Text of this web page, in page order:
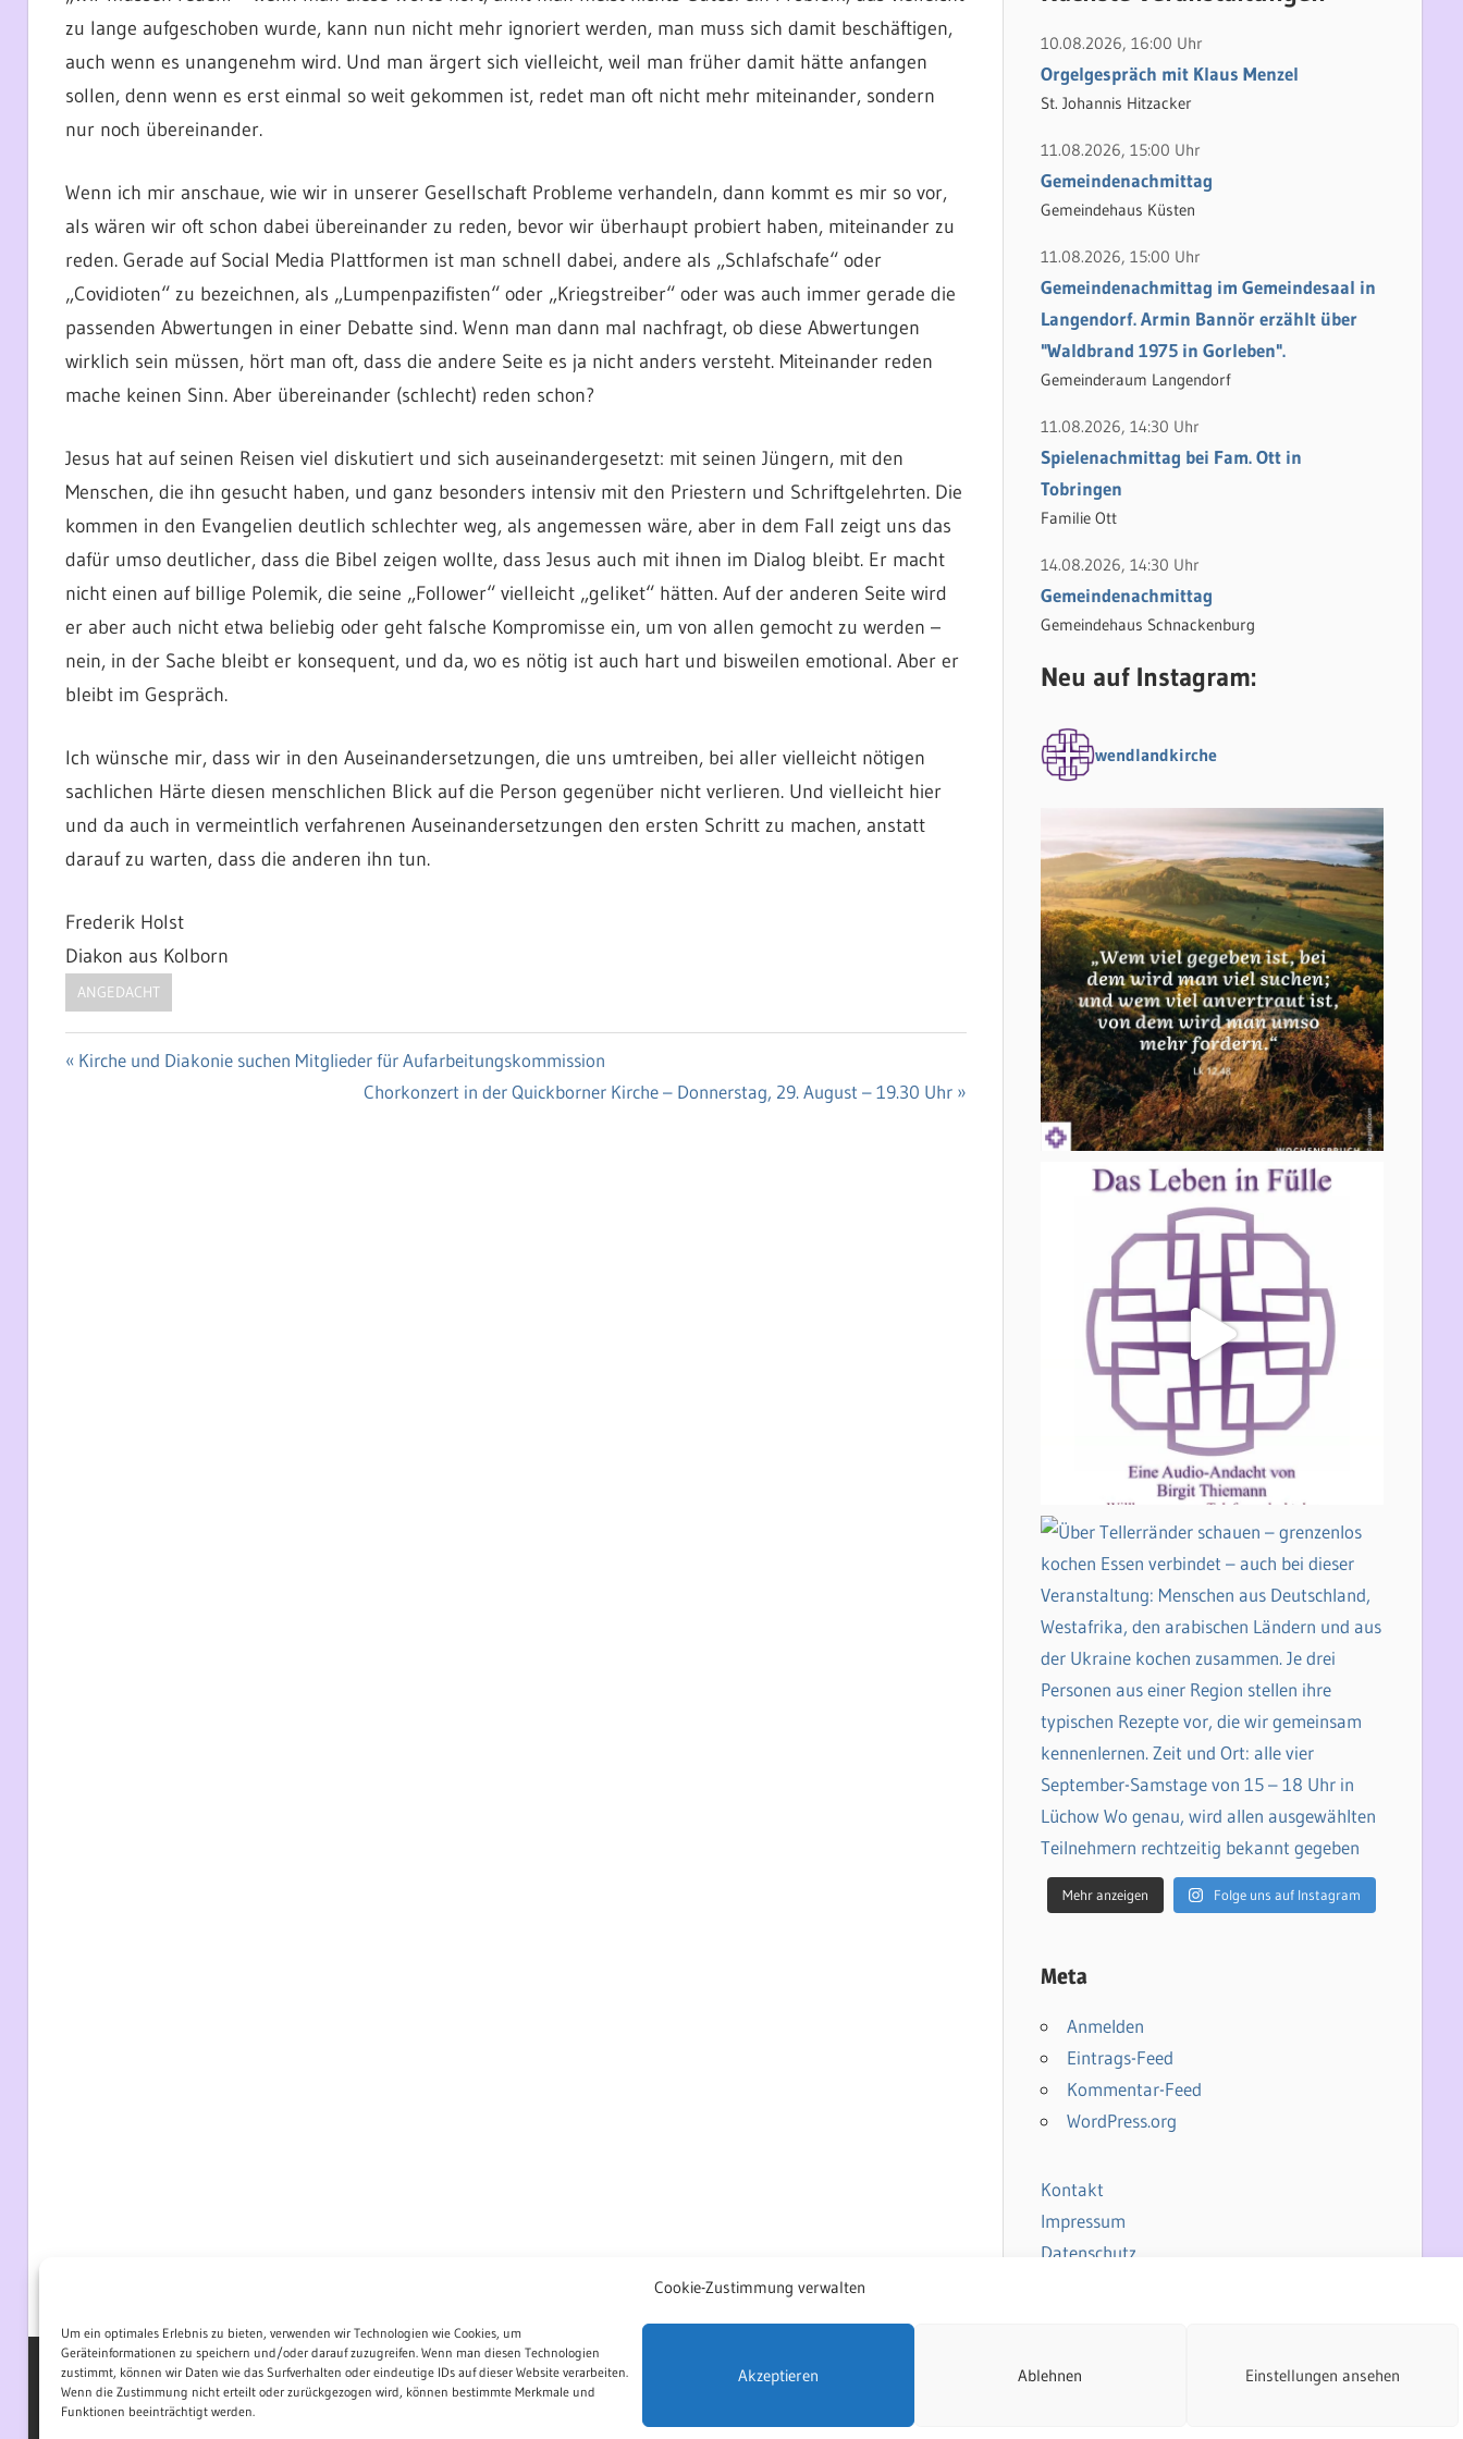
Cookie-Zustimmung verwalten
Um ein optimales Erlebnis zu bieten, verwenden wir Technologien wie Cookies, um
Geräteinformationen zu speichern und/oder darauf zuzugreifen. Wenn man diesen Technologien
zustimmt, können wir Daten wie das Surfverhalten oder eindeutige IDs auf dieser Website verarbeiten.
Wenn die Zustimmung nicht erteilt oder zurückgezogen wird, können bestimmte Merkmale und
Funktionen beeinträchtigt werden.
Akzeptieren Ablehnen Einstellungen ansehen
zu lange aufgeschoben wurde, kann nun nicht mehr ignoriert werden, man muss sich damit beschäftigen,
auch wenn es unangenehm wird. Und man ärgert sich vielleicht, weil man früher damit hätte anfangen
sollen, denn wenn es erst einmal so weit gekommen ist, redet man oft nicht mehr miteinander, sondern
nur noch übereinander.
Wenn ich mir anschaue, wie wir in unserer Gesellschaft Probleme verhandeln, dann kommt es mir so vor,
als wären wir oft schon dabei übereinander zu reden, bevor wir überhaupt probiert haben, miteinander zu
reden. Gerade auf Social Media Plattformen ist man schnell dabei, andere als „Schlafschafe“ oder
„Covidioten“ zu bezeichnen, als „Lumpenpazifisten“ oder „Kriegstreiber“ oder was auch immer gerade die
passenden Abwertungen in einer Debatte sind. Wenn man dann mal nachfragt, ob diese Abwertungen
wirklich sein müssen, hört man oft, dass die andere Seite es ja nicht anders versteht. Miteinander reden
mache keinen Sinn. Aber übereinander (schlecht) reden schon?
Jesus hat auf seinen Reisen viel diskutiert und sich auseinandergesetzt: mit seinen Jüngern, mit den
Menschen, die ihn gesucht haben, und ganz besonders intensiv mit den Priestern und Schriftgelehrten. Die
kommen in den Evangelien deutlich schlechter weg, als angemessen wäre, aber in dem Fall zeigt uns das
dafür umso deutlicher, dass die Bibel zeigen wollte, dass Jesus auch mit ihnen im Dialog bleibt. Er macht
nicht einen auf billige Polemik, die seine „Follower“ vielleicht „geliket“ hätten. Auf der anderen Seite wird
er aber auch nicht etwa beliebig oder geht falsche Kompromisse ein, um von allen gemocht zu werden –
nein, in der Sache bleibt er konsequent, und da, wo es nötig ist auch hart und bisweilen emotional. Aber er
bleibt im Gespräch.
Ich wünsche mir, dass wir in den Auseinandersetzungen, die uns umtreiben, bei aller vielleicht nötigen
sachlichen Härte diesen menschlichen Blick auf die Person gegenüber nicht verlieren. Und vielleicht hier
und da auch in vermeintlich verfahrenen Auseinandersetzungen den ersten Schritt zu machen, anstatt
darauf zu warten, dass die anderen ihn tun.
Frederik Holst
Diakon aus Kolborn
ANGEDACHT
Vorheriger
Kirche und Diakonie suchen Mitglieder für Aufarbeitungskommission
Nächster
Chorkonzert in der Quickborner Kirche – Donnerstag, 29. August – 19.30 Uhr
e
n
n
a
10.08.2026, 16:00 Uhr
Orgelgespräch mit Klaus Menzel
St. Johannis Hitzacker
11.08.2026, 15:00 Uhr
Gemeindenachmittag
Gemeindehaus Küsten
11.08.2026, 15:00 Uhr
Gemeindenachmittag im Gemeindesaal in
Langendorf. Armin Bannör erzählt über
"Waldbrand 1975 in Gorleben".
Gemeinderaum Langendorf
11.08.2026, 14:30 Uhr
Spielenachmittag bei Fam. Ott in
Tobringen
Familie Ott
14.08.2026, 14:30 Uhr
Gemeindenachmittag
Gemeindehaus Schnackenburg
Neu auf Instagram:
wendlandkirche
Mehr anzeigen Folge uns auf Instagram
Meta
Anmelden
Eintrags-Feed
Kommentar-Feed
WordPress.org
Kontakt
Impressum
Datenschutz
WordPress-Theme: Wellington von ThemeZee.